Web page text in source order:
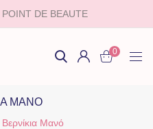
DE BEAUTE
0
ΜΑΝΌ
Βερνίκια Μανό